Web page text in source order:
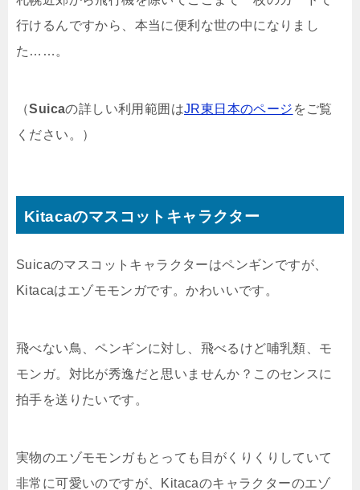
行けるんですから、本当に便利な世の中になりまし
た……。
（Suicaの詳しい利用範囲はJR東日本のページ をご覧
ください。）
Kitacaのマスコットキャラクター
Suicaのマスコットキャラクターはペンギンですが、
Kitacaはエゾモモンガです。かわいいです。
飛べない鳥、ペンギンに対し、飛べるけど哺乳類、モ
モンガ。対比が秀逸だと思いませんか？このセンスに
拍手を送りたいです。
実物のエゾモモンガもとっても目がくりくりしていて
非常に可愛いのですが、Kitacaのキャラクターのエゾ